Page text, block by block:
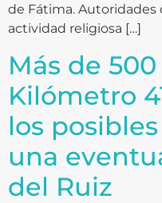
de Fátima. Autoridades
actividad religiosa […]
Más de
Kilómetro
los
una
del Ruiz